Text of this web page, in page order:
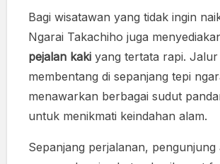
Bagi wisatawan yang tidak ingin
Ngarai Takachiho juga
pejalan kaki yang tertata rapi. Jalur
membentang di sepanjang tepi
menawarkan berbagai sudut
untuk menikmati keindahan alam.
Sepanjang perjalanan, pengunjung